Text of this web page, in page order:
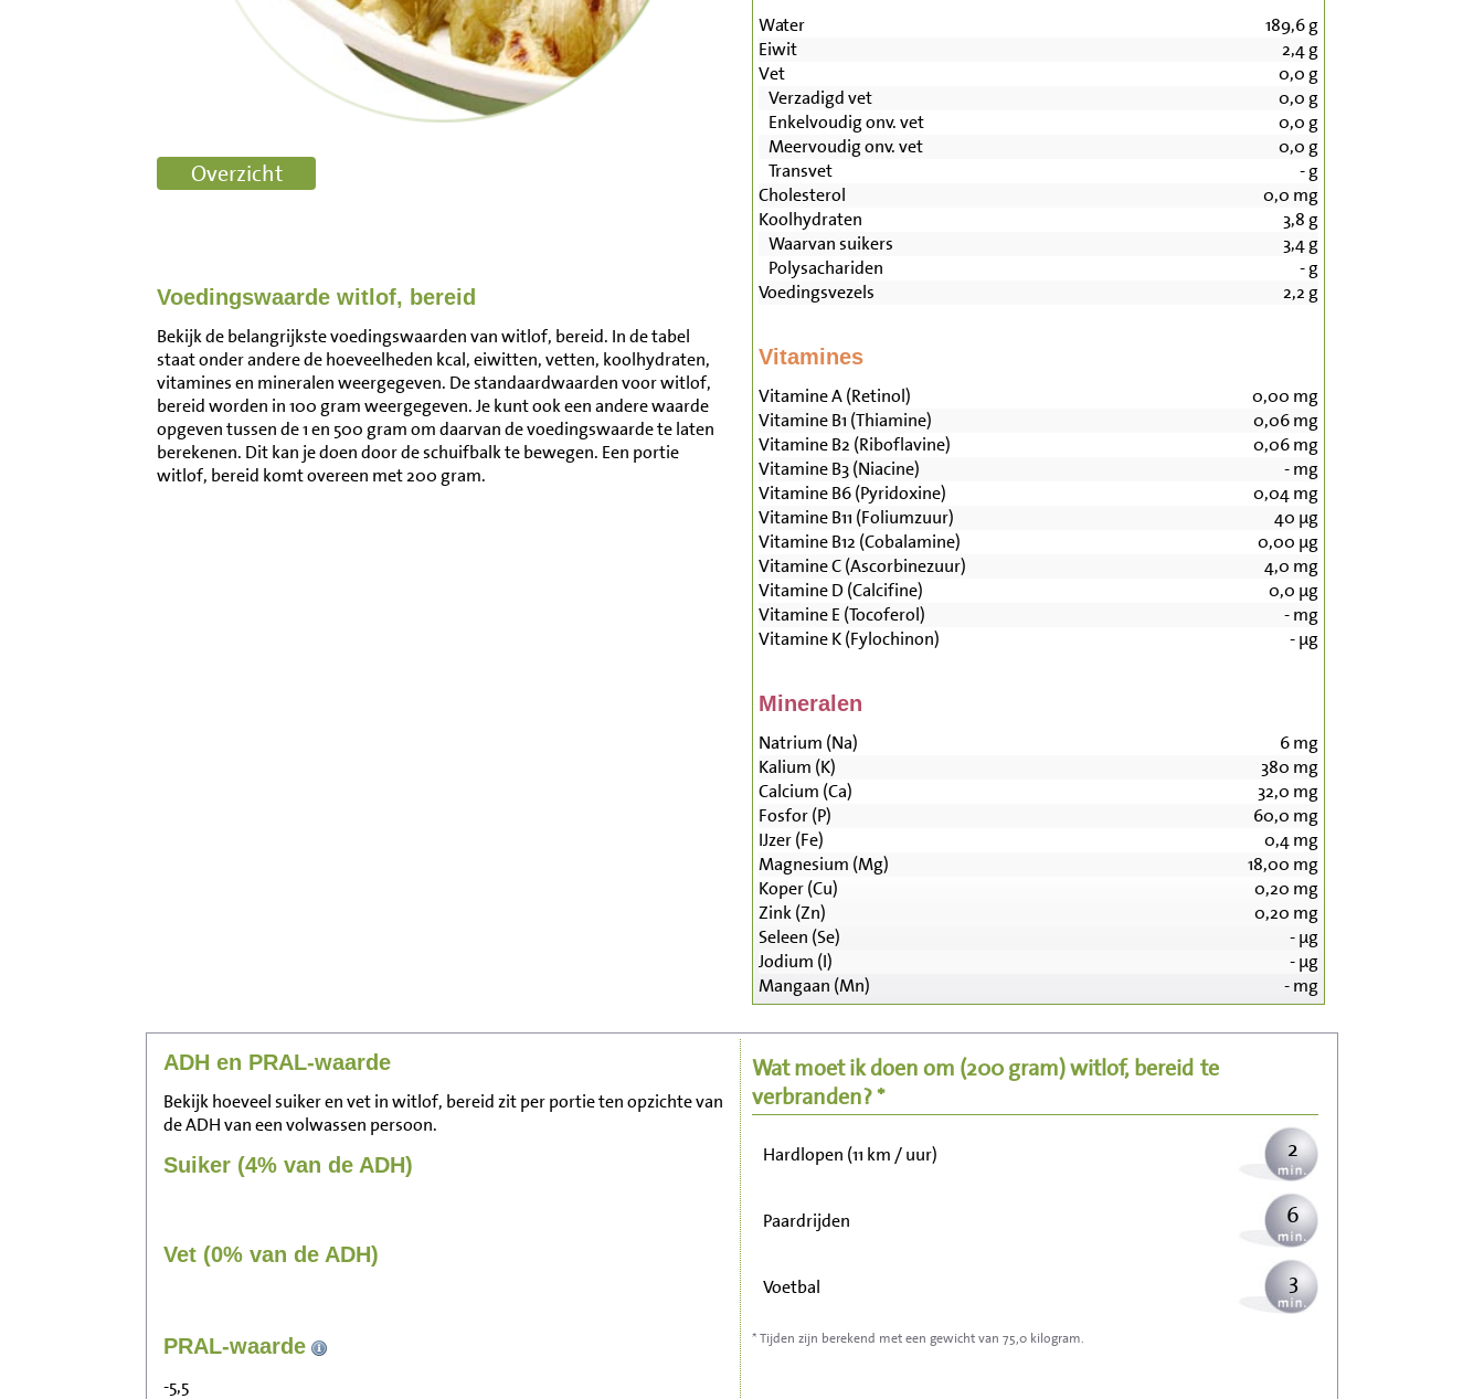
Voedingswaarde witlof, bereid
Bekijk de belangrijkste voedingswaarden van witlof, bereid. In de tabel
staat onder andere de hoeveelheden kcal, eiwitten, vetten, koolhydraten,
vitamines en mineralen weergegeven. De standaardwaarden voor witlof,
bereid worden in 100 gram weergegeven. Je kunt ook een andere waarde
opgeven tussen de 1 en 500 gram om daarvan de voedingswaarde te laten
berekenen. Dit kan je doen door de schuifbalk te bewegen. Een portie
witlof, bereid komt overeen met 200 gram.
Water 189,6g
Eiwit
2,4g
Vet
0,0 g
Verzadigd vet
0,0 g
Enkelvoudig onv. vet
0,0 g
Meervoudig onv. vet
0,0 g
Transvet
-g
Cholesterol
0,0 mg
Koolhydraten
3,8 g
Waarvan suikers
3,4g
Polysachariden
-g
Voedingsvezels
2,2 g
Vitamines
Vitamine A (Retinol) 0,00 mg
Vitamine B1 (Thiamine)
0,06mg
Vitamine B2 (Riboflavine)
0,06mg
Vitamine B3 (Niacine)
-mg
Vitamine B6 (Pyridoxine)
0,04mg
Vitamine B11 (Foliumzuur)
40 µg
Vitamine B12 (Cobalamine)
0,00 µg
Vitamine C (Ascorbinezuur)
4,0 mg
Vitamine D (Calcifine)
0,0 µg
Vitamine E (Tocoferol)
-mg
Vitamine K (Fylochinon)
-µg
Mineralen
Natrium (Na) 6mg
Kalium (K)
380 mg
Calcium (Ca)
32,0 mg
Fosfor (P)
60,0 mg
IJzer (Fe)
0,4mg
Magnesium (Mg)
18,00 mg
Koper (Cu)
0,20 mg
Zink (Zn)
0,20 mg
Seleen (Se)
-µg
Jodium (I)
-µg
Mangaan (Mn)
-mg
ADH en PRAL-waarde
Bekijk hoeveel suiker en vet in witlof, bereid zit per portie ten opzichte van
de ADH van een volwassen persoon.
Suiker (4% van de ADH)
Vet (0% van de ADH)
PRAL-waarde
-5,5
Wat moet ik doen om (200 gram)witlof, bereid te
verbranden? *
Zitten, tv kijken 20
Wandelen (5 km/uur)
Hardlopen (11 km / uur) 2
Paardrijden 6
Voetbal 3
Stofzuigen
* Tijden zijn berekend met een gewicht van 75,0 kilogram.